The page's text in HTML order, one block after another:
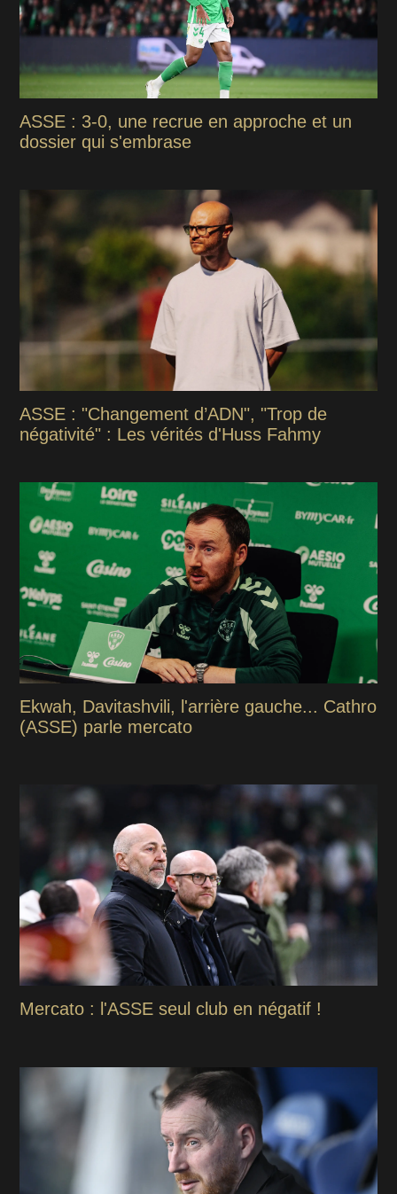
ASSE : 3-0, une recrue en approche et un
dossier qui s'embrase
ASSE : "Changement d’ADN", "Trop de
négativité" : Les vérités d'Huss Fahmy
Ekwah, Davitashvili, l'arrière gauche... Cathro
(ASSE) parle mercato
Mercato : l'ASSE seul club en négatif !